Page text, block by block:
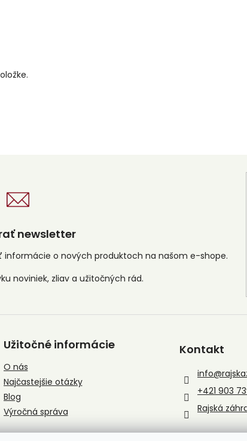
newsletter
o nových produktoch na našom e-shope.
Užitočné informácie
O nás
Najčastejšie otázky
Blog
Výročná správa
Kontakt
info@
+421 903
Rajská